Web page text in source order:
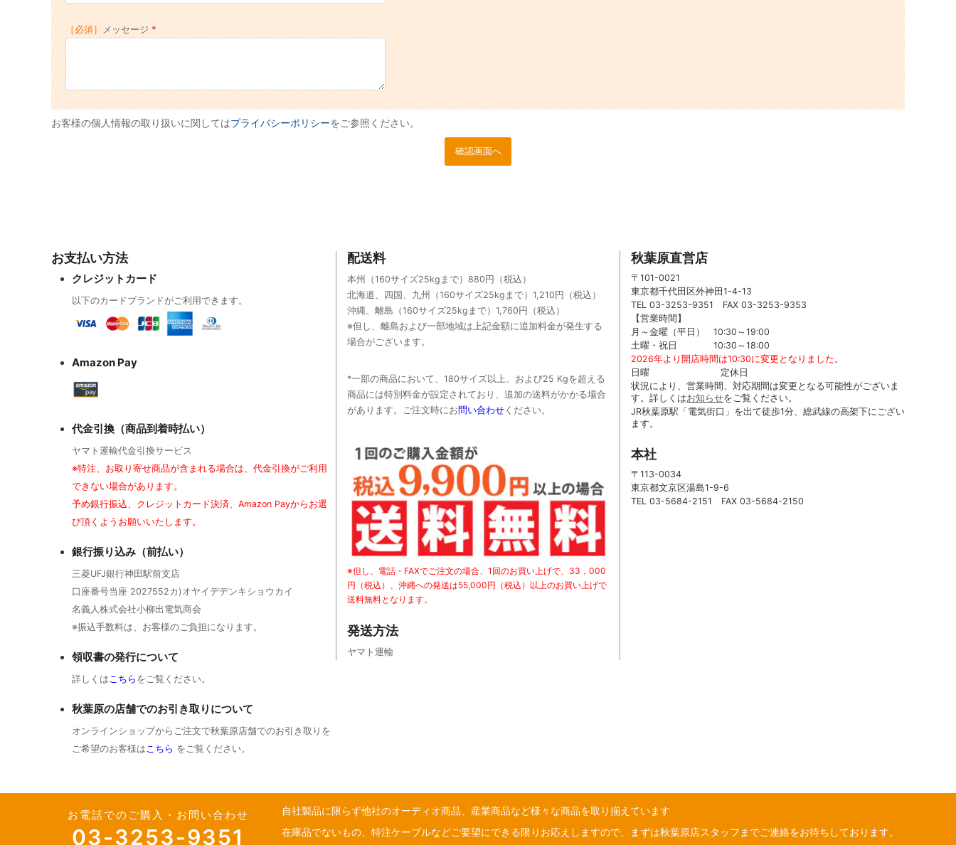
［必須］メッセージ
お客様の個人情報の取り扱いに関してはプライバシーポリシーをご参照ください。
お支払い方法
クレジットカード
以下のカードブランドがご利用できます。
Amazon Pay
代金引換（商品到着時払い）
ヤマト運輸代金引換サービス
※特注、お取り寄せ商品が含まれる場合は、代金引換がご利用
できない場合があります。
予め銀行振込、クレジットカード決済、Amazon Payからお選
び頂くようお願いいたします。
銀行振り込み（前払い）
三菱UFJ銀行神田駅前支店
口座番号当座 2027552カ)オヤイデデンキショウカイ
名義人株式会社小柳出電気商会
※振込手数料は、お客様のご負担になります。
領収書の発行について
詳しくはこちら をご覧ください。
秋葉原の店舗でのお引き取りについて
オンラインショップからご注文で秋葉原店舗でのお引き取りを
ご希望のお客様はこちら をご覧ください。
配送料
本州（160サイズ25kgまで）880円（税込）
北海道、四国、九州
（160サイズ25kgまで） 1,210円（税込）
沖縄、離島 （160サイズ25kgまで） 1,760円（税込）
※但し、離島および一部地域は上記金額に追加料金が発生する
場合がございます。
*一部の商品において、180サイズ以上、および25 Kgを超える
商品には特別料金が設定されており、追加の送料がかかる場合
があります。 ご注文時にお問い合わせ ください。
※但し、電話・FAXでご注文の場合、1回のお買い上げで、33，000
円（税込）、沖縄への発送は55,000円（税込）以上のお買い上げで
送料無料となります。
発送方法
ヤマト運輸
秋葉原直営店
〒101-0021
東京都千代田区外神田1-4-13
TEL 03-3253-9351 FAX 03-3253-9353
【営業時間】
月～金曜（平日） 10:30～19:00
土曜・祝日 10:30～18:00
2026年より開店時間は10:30に変更となりました。
日曜 定休日
状況により、営業時間、対応期間は変更となる可能性がございま
す。詳しくはお知らせをご覧ください。
JR秋葉原駅「電気街口」を出て徒歩1分、総武線の高架下にござい
ます。
本社
〒113-0034
東京都文京区湯島1-9-6
TEL 03-5684-2151 FAX 03-5684-2150
お電話でのご購入・お問い合わせ
03-3253-9351
自社製品に限らず他社のオーディオ商品、産業商品など様々な商品を取り揃えています
在庫品でないもの、特注ケーブルなどご要望にできる限りお応えしますので、まずは秋葉原店スタッフまでご連絡をお待ちしております。